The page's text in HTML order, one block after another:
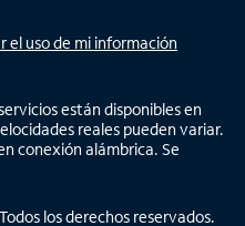
el uso de mi información
están disponibles en
reales pueden variar.
conexión alámbrica. Se
los derechos reservados.